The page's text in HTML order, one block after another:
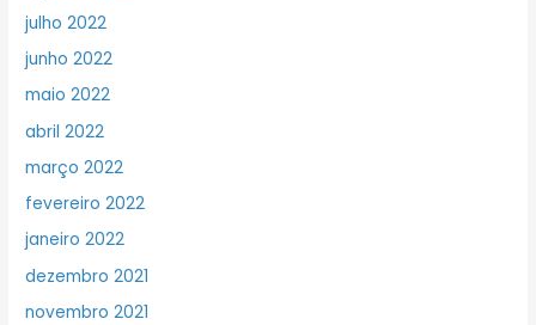
julho 2022
junho 2022
maio 2022
abril 2022
março 2022
fevereiro 2022
janeiro 2022
dezembro 2021
novembro 2021